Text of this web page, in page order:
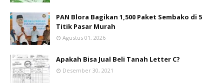
PAN Blora Bagikan 1,500 Paket Sembako di 5
Titik Pasar Murah
Agustus 01, 2026
Apakah Bisa Jual Beli Tanah Letter C?
Desember 30, 2021